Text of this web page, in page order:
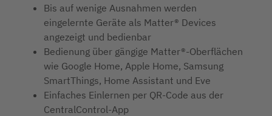
Bis auf wenige Ausnahmen werden
eingelernte Geräte als Matter® Devices
angezeigt und bedienbar
Bedienung über gängige Matter®-Oberflächen
wie Google Home, Apple Home, Samsung
SmartThings, Home Assistant und Eve
Einfaches Einlernen per QR-Code aus der
CentralControl-App